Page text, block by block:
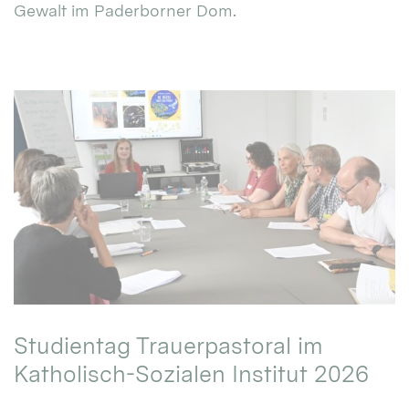
Gewalt im Paderborner Dom.
Studientag Trauerpastoral im
Katholisch-Sozialen Institut 2026